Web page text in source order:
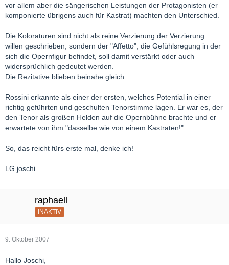
vor allem aber die sängerischen Leistungen der Protagonisten (er
komponierte übrigens auch für Kastrat) machten den Unterschied.
Die Koloraturen sind nicht als reine Verzierung der Verzierung
willen geschrieben, sondern der "Affetto", die Gefühlsregung in der
sich die Opernfigur befindet, soll damit verstärkt oder auch
widersprüchlich gedeutet werden.
Die Rezitative blieben beinahe gleich.
Rossini erkannte als einer der ersten, welches Potential in einer
richtig geführten und geschulten Tenorstimme lagen. Er war es, der
den Tenor als großen Helden auf die Opernbühne brachte und er
erwartete von ihm "dasselbe wie von einem Kastraten!"
So, das reicht fürs erste mal, denke ich!
LG joschi
raphaell
INAKTIV
9. Oktober 2007
Hallo Joschi,